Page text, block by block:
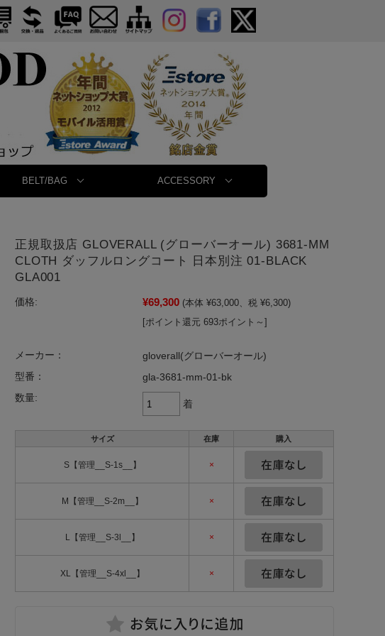
BELT/BAG ACCESSORY
正規取扱店 GLOVERALL (グローバーオール) 3681-MM
CLOTH ダッフルロングコート 日本別注 01-BLACK
GLA001
価格: ¥69,300 (本体 ¥63,000、税 ¥6,300)
[ポイント還元 693ポイント～]
メーカー：
gloverall(グローバーオール)
型番：
gla-3681-mm-01-bk
数量:
着
サイズ 在庫 購入
S【管理__S-1s__】 ×
M【管理__S-2m__】 ×
L【管理__S-3l__】 ×
XL【管理__S-4xl__】 ×